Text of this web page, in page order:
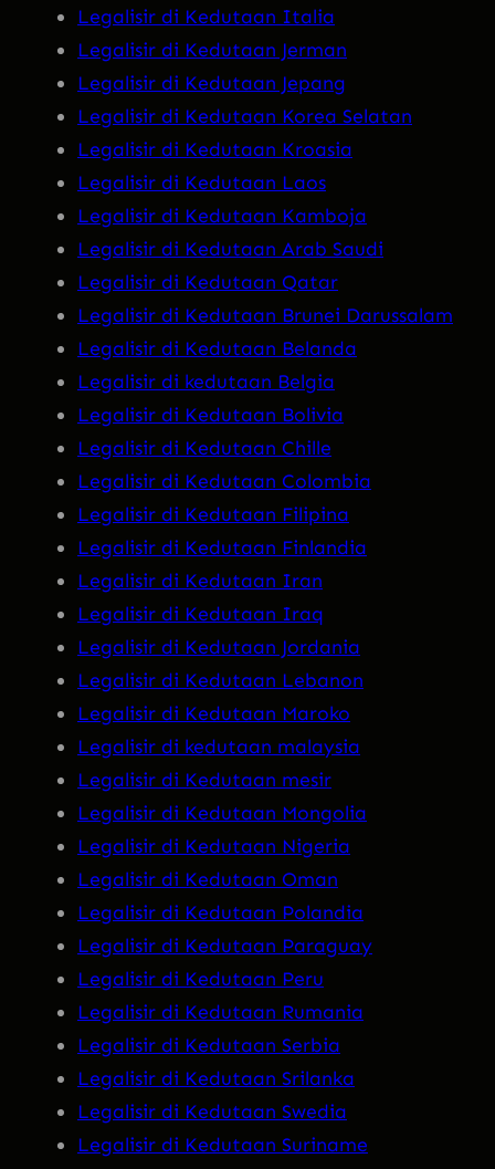
Legalisir di Kedutaan Italia
Legalisir di Kedutaan Jerman
Legalisir di Kedutaan Jepang
Legalisir di Kedutaan Korea Selatan
Legalisir di Kedutaan Kroasia
Legalisir di Kedutaan Laos
Legalisir di Kedutaan Kamboja
Legalisir di Kedutaan Arab Saudi
Legalisir di Kedutaan Qatar
Legalisir di Kedutaan Brunei Darussalam
Legalisir di Kedutaan Belanda
Legalisir di kedutaan Belgia
Legalisir di Kedutaan Bolivia
Legalisir di Kedutaan Chille
Legalisir di Kedutaan Colombia
Legalisir di Kedutaan Filipina
Legalisir di Kedutaan Finlandia
Legalisir di Kedutaan Iran
Legalisir di Kedutaan Iraq
Legalisir di Kedutaan Jordania
Legalisir di Kedutaan Lebanon
Legalisir di Kedutaan Maroko
Legalisir di kedutaan malaysia
Legalisir di Kedutaan mesir
Legalisir di Kedutaan Mongolia
Legalisir di Kedutaan Nigeria
Legalisir di Kedutaan Oman
Legalisir di Kedutaan Polandia
Legalisir di Kedutaan Paraguay
Legalisir di Kedutaan Peru
Legalisir di Kedutaan Rumania
Legalisir di Kedutaan Serbia
Legalisir di Kedutaan Srilanka
Legalisir di Kedutaan Swedia
Legalisir di Kedutaan Suriname